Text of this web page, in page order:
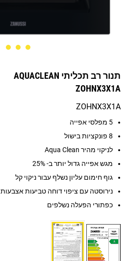
תנור רב תכליתי AQUACLEAN
ZOHNX3X1A
ZOHNX3X1A
5 מפלסי אפייה
8 פונקציות בישול
לניקוי מהיר Aqua Clean
מגש אפייה גדול יותר ב- 25%
גוף חימום עליון נשלף עבור ניקוי קל
נירוסטה עם ציפוי דוחה טביעות אצבעות
כפתורי הפעלה נשלפים